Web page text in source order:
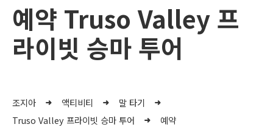
예약 Truso Valley 프
라이빗 승마 투어
조지아 액티비티
말 타기
Truso Valley 프라이빗 승마 투어
예약